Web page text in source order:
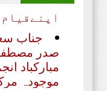
جناب
صدر
مبارکباد
موجودہ
مستحق